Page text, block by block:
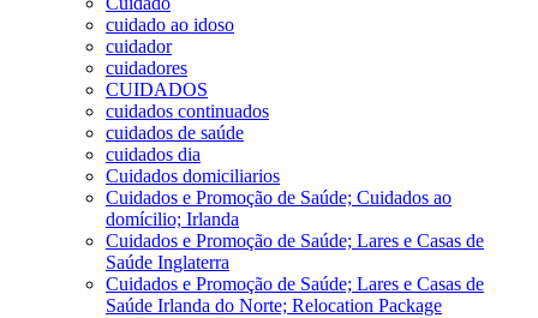
cuidado ao idoso
cuidador
cuidadores
CUIDADOS
cuidados continuados
cuidados de saúde
cuidados dia
Cuidados domiciliarios
Cuidados e Promoção de Saúde; Cuidados ao
domícilio; Irlanda
Cuidados e Promoção de Saúde; Lares e Casas de
Saúde Inglaterra
Cuidados e Promoção de Saúde; Lares e Casas de
Saúde Irlanda do Norte; Relocation Package